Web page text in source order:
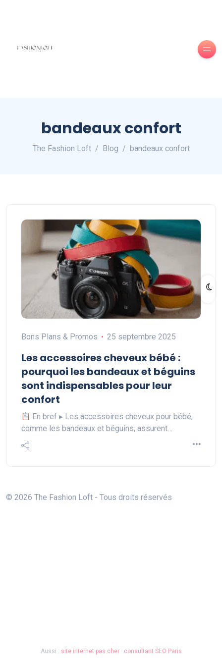
bandeaux confort
The Fashion Loft Blog bandeaux confort
Bons Plans & Promos 25 septembre 2025
Les accessoires cheveux bébé :
pourquoi les bandeaux et béguins
sont indispensables pour leur
confort
En bref ▸ Les accessoires cheveux pour bébé,
comme les bandeaux et béguins, assurent…
© 2026 The Fashion Loft - Tous droits réservés
Aussi : site internet pas cher· consultant SEO Paris